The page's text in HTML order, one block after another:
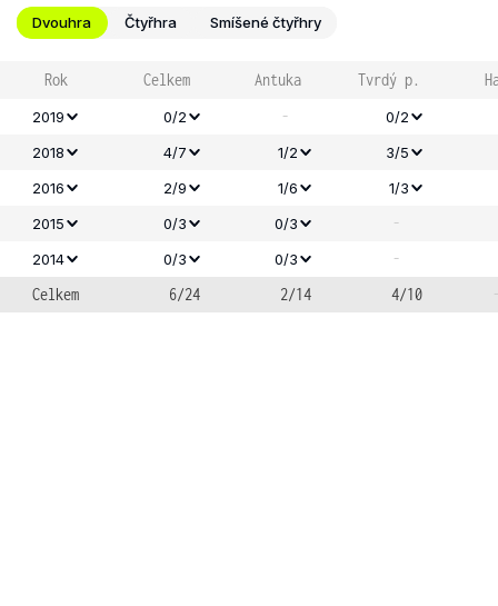
Dvouhra Čtyřhra Smíšené čtyřhry
Rok Celkem Antuka Tvrdý p.
2019 0/2 -
0/2
2018
4/7 1/2
3/5
2016
2/9 1/6
1/3
2015
0/3 0/3 -
2014 0/3 0/3
-
Celkem
6/24 2/14 4/10